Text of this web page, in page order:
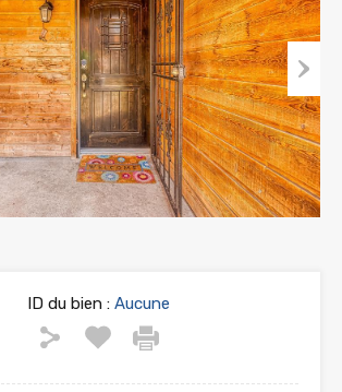
Next
ID du bien :Aucune